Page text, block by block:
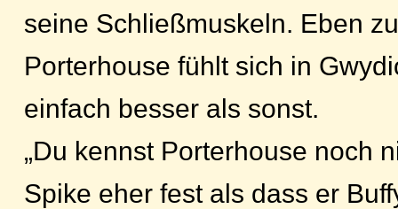
seine Schließmuskeln. Eben
Porterhouse fühlt sich in
einfach besser als sonst.
„Du kennst Porterhouse noch
Spike eher fest als dass er